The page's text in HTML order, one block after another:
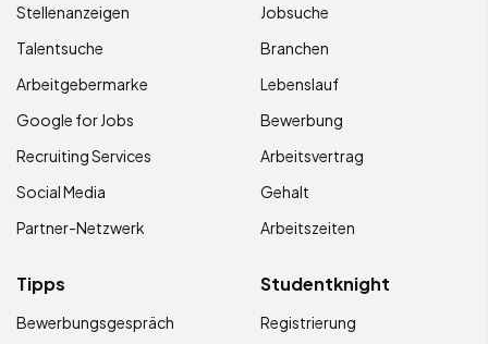
Stellenanzeigen
Talentsuche
Arbeitgebermarke
Google for Jobs
Recruiting Services
Social Media
Partner-Netzwerk
Jobsuche
Branchen
Lebenslauf
Bewerbung
Arbeitsvertrag
Gehalt
Arbeitszeiten
Tipps
Bewerbungsgespräch
Studentknight
Registrierung